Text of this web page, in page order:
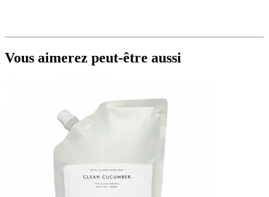
Vous aimerez peut-être aussi